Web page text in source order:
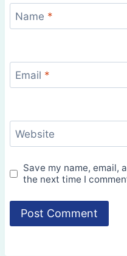
Name *
Email *
Website
Save my name, email,
the next time I